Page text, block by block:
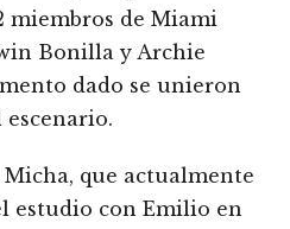
miembros de Miami
Bonilla y Archie
dado se unieron
escenario.
que actualmente
estudio con Emilio en